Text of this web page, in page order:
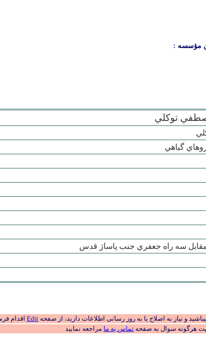
مؤسسه :
توكلي
گياهي
مقابل سه راه جعفري جنب پاساژ قدس
و نیاز به اصلاح یا به روز رسانی اطلاعات دارید، از صفحهEdit اقدام
هرگونه سوال به صفحه تماس به ما مراجعه نمایید